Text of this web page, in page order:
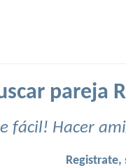
pareja
fácil! Hacer
Registrate,